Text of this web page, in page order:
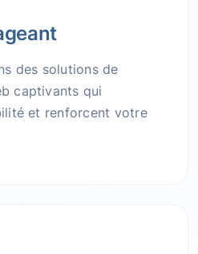
des solutions de
captivants qui
et renforcent votre